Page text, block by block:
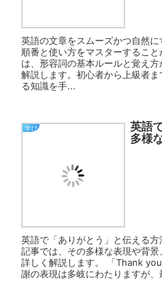
英語の文章をスムーズかつ自然
順番と使い方をマスターするこ
は、形容詞の基本ルールと覚え
解説します。初心者から上級者
る知識を手...
学び
英語
多様
英語で「ありがとう」と伝える
記事では、その多様な表現や背
詳しく解説します。 「Thank
謝の表現は多岐にわたりますが